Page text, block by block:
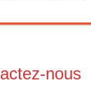
nous